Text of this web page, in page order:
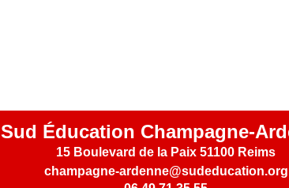
Sud Éducation Champagne-
15 Boulevard de la Paix 51100 Reims
champagne-ardenne@sudeducation.org